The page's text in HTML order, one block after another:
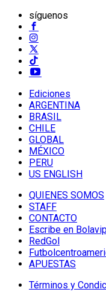
síguenos
Ediciones
ARGENTINA
BRASIL
CHILE
GLOBAL
MÉXICO
PERU
US ENGLISH
QUIENES SOMOS
STAFF
CONTACTO
Escribe en
RedGol
APUESTAS
Términos y